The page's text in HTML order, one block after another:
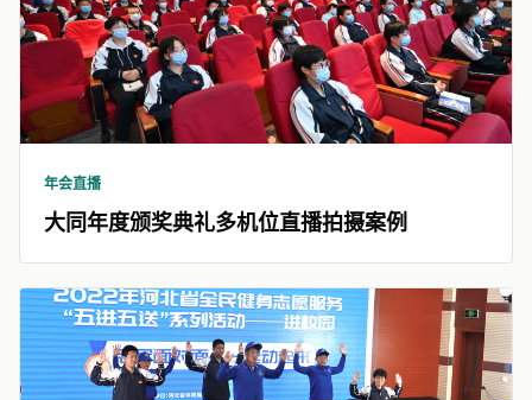
年会直播
大同年度颁奖典礼多机位直播拍摄案例